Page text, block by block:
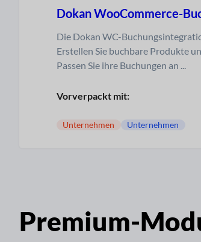
Dokan WooCommerce-
Die Dokan WC-
Erstellen Sie buchbare Produkte
Passen Sie ihre Buchungen an ...
Vorverpackt mit:
Unternehmen Unternehmen
Premium-